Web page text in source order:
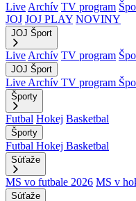
LiveArchív TV program
JOJ JOJ PLAY NOVINY
JOJ Šport
LiveArchív TV program
JOJ Šport
LiveArchív TV program
Športy
Futbal Hokej Basketbal
Športy
Futbal Hokej Basketbal
Súťaže
MS vo futbale 2026 MS v
Súťaže